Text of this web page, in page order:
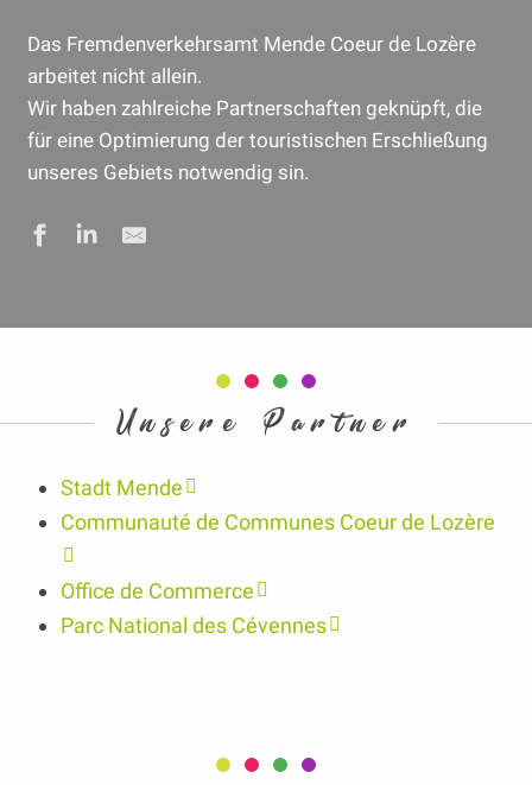
Das Fremdenverkehrsamt Mende Coeur de Lozère
arbeitet nicht allein.
Wir haben zahlreiche Partnerschaften geknüpft, die
für eine Optimierung der touristischen Erschließung
unseres Gebiets notwendig sin.
Unsere Partner
Stadt Mende
Communauté de Communes Coeur de Lozère
Office de Commerce
Parc National des Cévennes